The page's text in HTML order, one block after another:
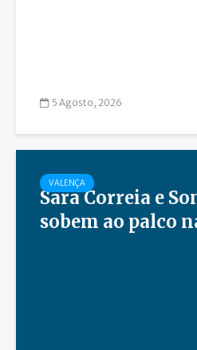
5 Agosto, 2026
VALENÇA
Sara Correia e
sobem ao palco